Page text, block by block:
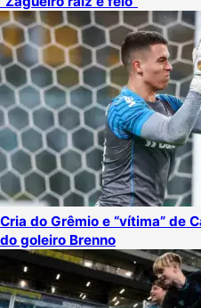
Cria do Grêmio e “vítima” de
do goleiro Brenno